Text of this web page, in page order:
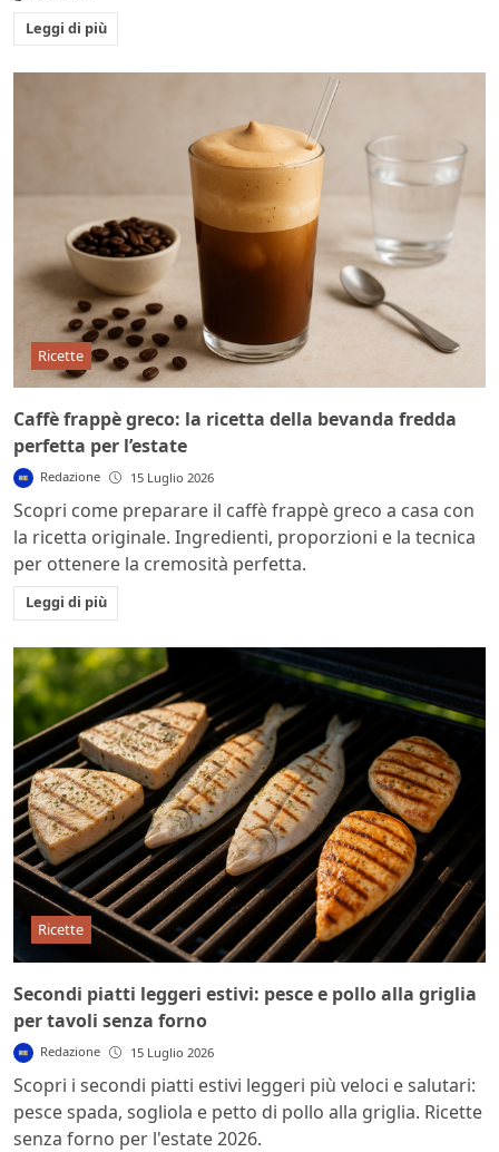
Leggi di più
Ricette
Caffè frappè greco: la ricetta della bevanda fredda
perfetta per l’estate
Redazione 15 Luglio 2026
Scopri come preparare il caffè frappè greco a casa con
la ricetta originale. Ingredienti, proporzioni e la tecnica
per ottenere la cremosità perfetta.
Leggi di più
Ricette
Secondi piatti leggeri estivi: pesce e pollo alla griglia
per tavoli senza forno
Redazione 15 Luglio 2026
Scopri i secondi piatti estivi leggeri più veloci e salutari:
pesce spada, sogliola e petto di pollo alla griglia. Ricette
senza forno per l'estate 2026.